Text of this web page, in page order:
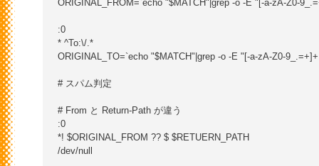
ORIGINAL_FROM=`echo "$MATCH"|grep -o -E "[-a-zA-Z0-
:0
* ^To:\/.*
ORIGINAL_TO=`echo "$MATCH"|grep -o -E "[-a-zA-Z0-
# スパム判定
# From と Return-Path が違う
:0
*! $ORIGINAL_FROM ?? $ $RETUERN_PATH
/dev/null